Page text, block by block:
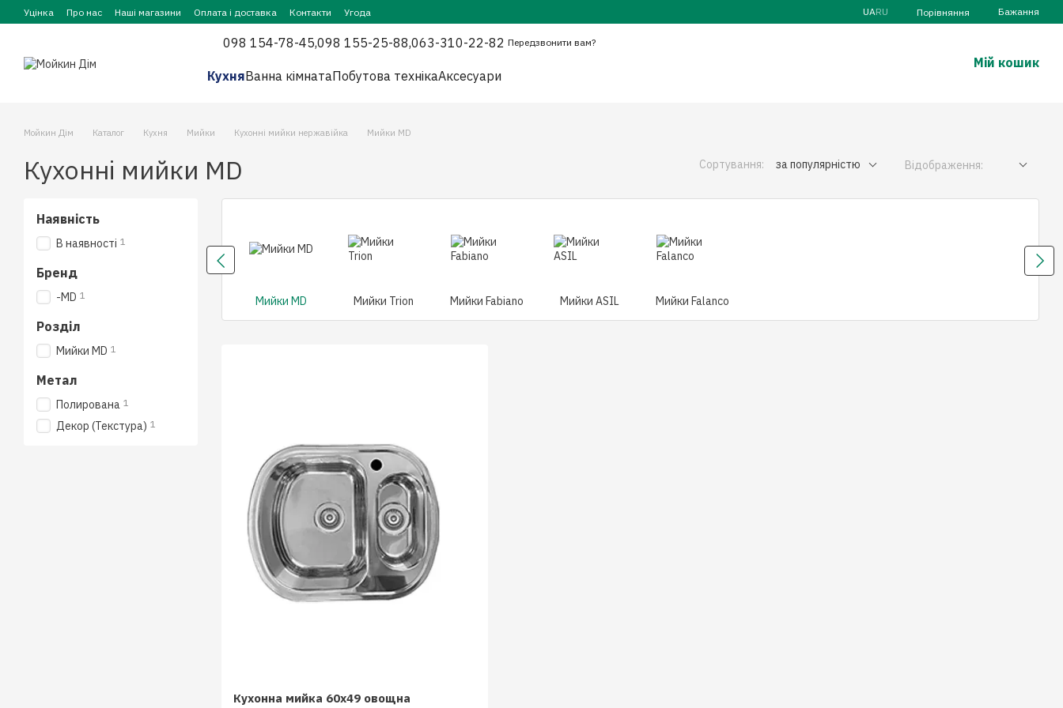
Перейти до основного контенту
Уцінка Про нас Наші магазини Оплата і доставка Контакти Угода UARU Порівняння Бажання
098 154-78-45,098 155-25-88,063-310-22-82 Передзвонити вам?
КухняВанна кімнатаПобутова технікаАксесуари
Мій кошик
Мойкин Дім Каталог Кухня Мийки Кухонні мийки нержавійка Мийки MD
Кухонні мийки MD Сортування: за популярністю Відображення:
Мийки MD Мийки Trion Мийки Fabiano Мийки ASIL Мийки Falanco
Кухонна мийка 60x49 овощна
Наявність
В наявності 1
Бренд
-MD 1
Розділ
Мийки MD 1
Метал
Полирована 1
Декор (Текстура) 1